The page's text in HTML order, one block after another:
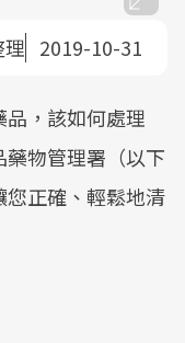
2019-10-31
，該如何處理
物管理署（以下
正確、輕鬆地清